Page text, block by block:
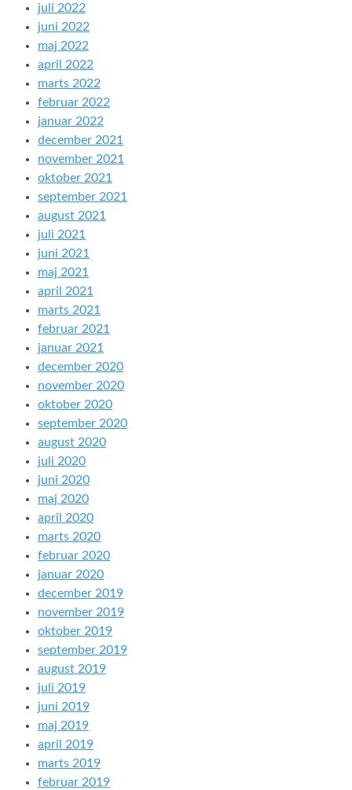
juli 2022
juni 2022
maj 2022
april 2022
marts 2022
februar 2022
januar 2022
december 2021
november 2021
oktober 2021
september 2021
august 2021
juli 2021
juni 2021
maj 2021
april 2021
marts 2021
februar 2021
januar 2021
december 2020
november 2020
oktober 2020
september 2020
august 2020
juli 2020
juni 2020
maj 2020
april 2020
marts 2020
februar 2020
januar 2020
december 2019
november 2019
oktober 2019
september 2019
august 2019
juli 2019
juni 2019
maj 2019
april 2019
marts 2019
februar 2019